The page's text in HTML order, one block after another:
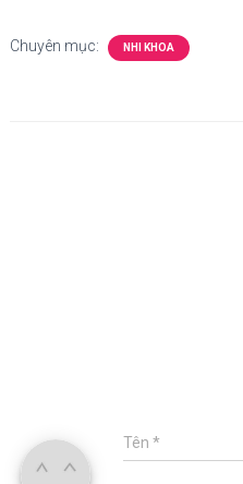
Chuyên mục: NHI KHOA
Tên *